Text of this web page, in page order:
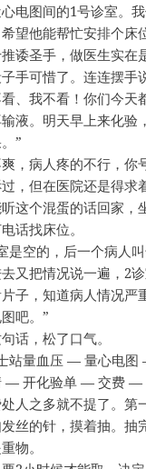
电图间的1号诊室。我
望他能帮忙安排个床
诿圣手，做医生实在
手可惜了。连连摆手
、我不看！你们今天
液。明天早上来化验
”
，病人疼的不行，你
，但在医院还是得求
这个混蛋的话回家，
话找床位。
是空的，后一个病人
又把情况说一遍，2
子，知道病人情况严
吧。”
话，松了口气。
站量血压 — 量心电图
— 开化验单 — 交费 —
人之多就不提了。第
丝的针，摸着抽。抽
物。